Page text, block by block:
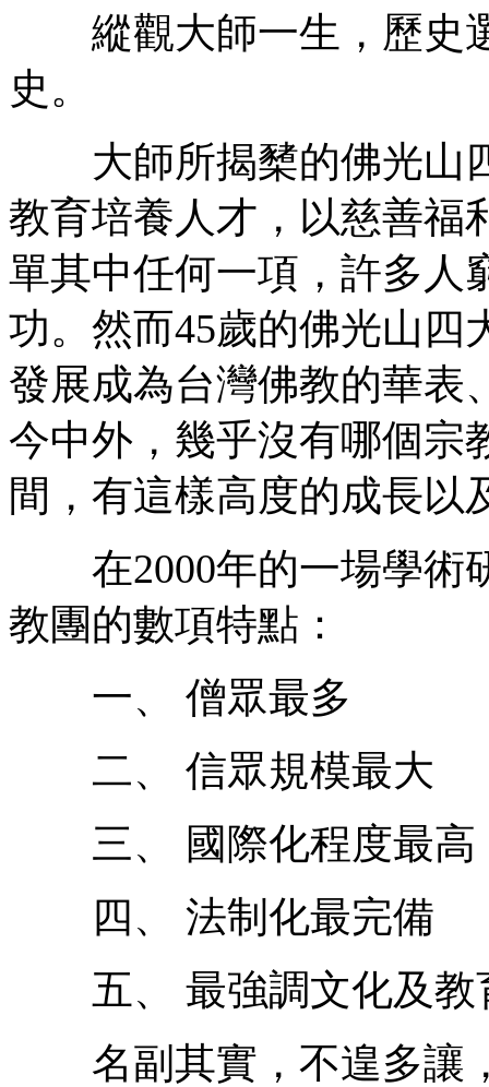
縱觀大師一生，歷史
史。
大師所揭櫫的佛光山
教育培養人才，以慈善福
單其中任何一項，許多人
功。然而45歲的佛光山四
發展成為台灣佛教的華表
今中外，幾乎沒有哪個宗
間，有這樣高度的成長以
在2000年的一場學術
教團的數項特點：
一、 僧眾最多
二、 信眾規模最大
三、 國際化程度最高
四、 法制化最完備
五、 最強調文化及教
名副其實，不遑多讓